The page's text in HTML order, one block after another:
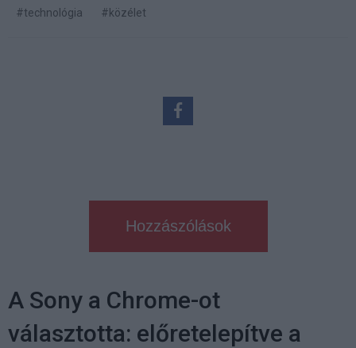
#technológia
#közélet
Hozzászólások
A Sony a Chrome-ot
választotta: előretelepítve a